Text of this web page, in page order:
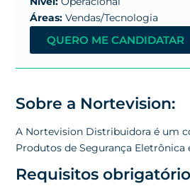
Áreas: Vendas/Tecnologia
QUERO ME CANDIDATAR
Sobre a Nortevision:
A Nortevision Distribuidora é um
Produtos de Segurança Eletrônica
Requisitos